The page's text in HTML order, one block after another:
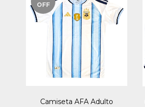
OFF
Camiseta AFA Adulto